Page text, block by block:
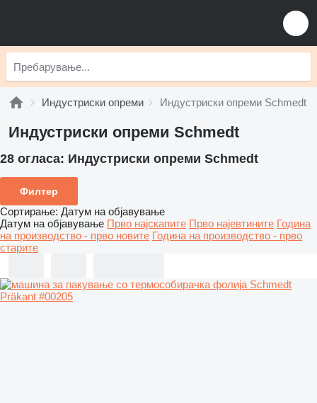
Индустриски опреми Индустриски опреми Schmedt
Индустриски опреми Schmedt
28 огласа: Индустриски опреми Schmedt
Филтер
Сортирање: Датум на објавување
Датум на објавување Прво најскапите Прво најевтините Година
на производство - прво новите Година на производство - прво
старите